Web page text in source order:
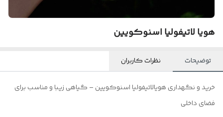
هویا لاتیفولیا اسنوکویین
توضیحات نظرات کاربران
خرید و نگهداری هویالاتیفولیا اسنوکویین – گیاهی زیبا و مناسب برای
فضای داخلی